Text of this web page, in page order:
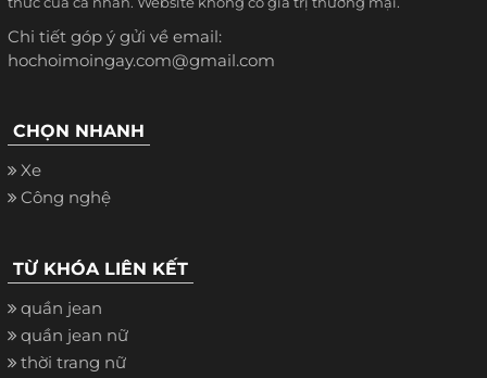
Chi tiết góp ý gửi về email:
hochoimoingay.com@gmail.com
CHỌN NHANH
Xe
Công nghệ
TỪ KHÓA LIÊN KẾT
quần jean
quần jean nữ
thời trang nữ